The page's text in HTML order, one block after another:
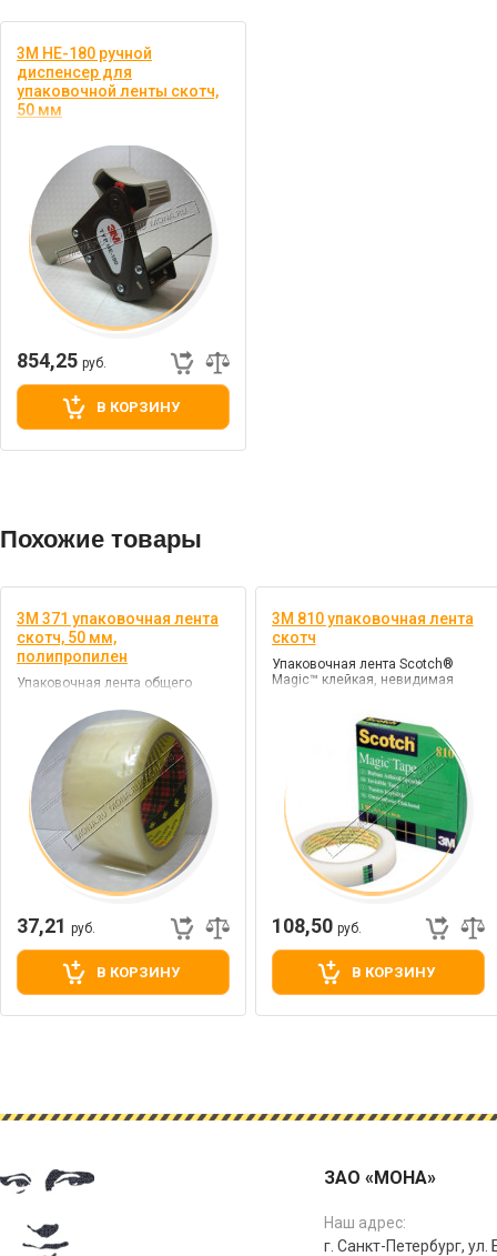
3M HE-180 ручной
диспенсер для
упаковочной ленты скотч,
50 мм
односторонних лент без
натяжения
854,25 руб.
В КОРЗИНУ
Похожие товары
3M 371 упаковочная лента
скотч, 50 мм,
полипропилен
Упаковочная лента общего
цв. коричневый, клей
каучуковый
37,21 руб.
В КОРЗИНУ
3M 810 упаковочная лента
скотч
Упаковочная лента Scotch®
Magic™ клейкая, невидимая
108,50 руб.
В КОРЗИНУ
ЗАО «МОНА»
Наш адрес:
г. Санкт-Петербург,